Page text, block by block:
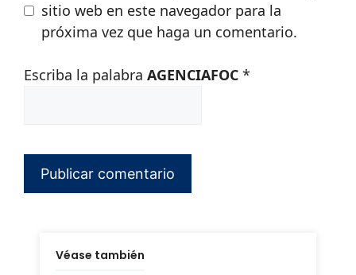
sitio web en este navegador para la
próxima vez que haga un comentario.
Escriba la palabra AGENCIAFOC *
Véase también